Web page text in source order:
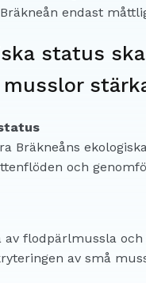
endast
status
Bräkneåns
och
flodpärlmussla
av små